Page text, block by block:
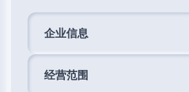
企业信息
经营范围